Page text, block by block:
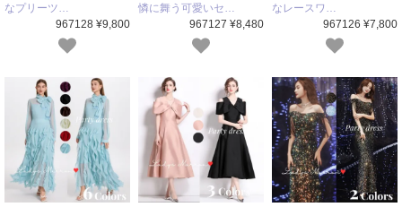
なプリーツ…
967128 ¥9,800
憐に舞う可愛いセ…
967127 ¥8,480
なレースワ…
967126 ¥7,800